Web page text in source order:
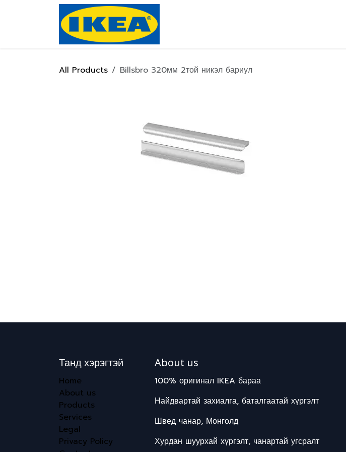
Skip to Content
All Products Billsbro 320мм 2той никэл бариул
Танд хэрэгтэй
Home
About us
Products
Services
Legal
Privacy Policy
About us
100% оригинал IKEA бараа
Найдвартай захиалга, баталгаатай хүргэлт
Швед чанар, Монголд
Хурдан шуурхай хүргэлт, чанартай угсралт